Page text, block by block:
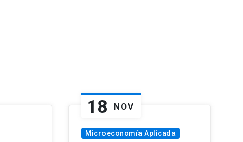
18 NOV
Microeconomía Aplicada